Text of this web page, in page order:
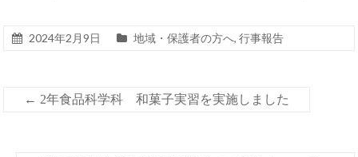
2024年2月9日 地域・保護者の方へ,行事報告
← 2年食品科学科 和菓子実習を実施しました